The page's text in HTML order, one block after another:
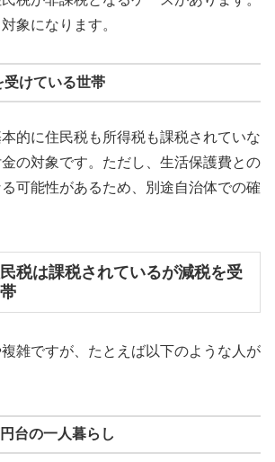
象になります。
けている世帯
的に住民税も所得税も課税されていな
の対象です。ただし、生活保護費との
可能性があるため、別途自治体での確
税は課税されているが減税を受
雑ですが、たとえば以下のような人が
台の一人暮らし